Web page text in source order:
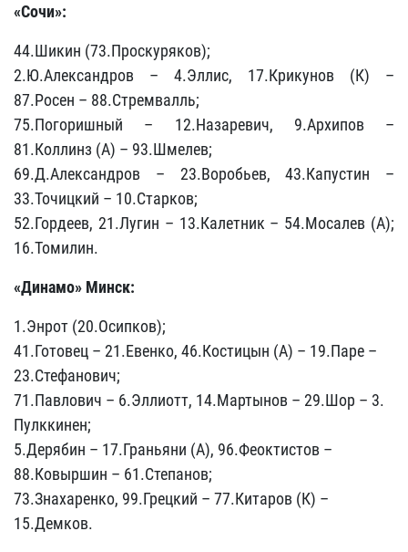
«Сочи»:
44.Шикин (73.Проскуряков);
2.Ю.Александров – 4.Эллис, 17.Крикунов (К) –
87.Росен – 88.Стремвалль;
75.Погоришный – 12.Назаревич, 9.Архипов –
81.Коллинз (А) – 93.Шмелев;
69.Д.Александров – 23.Воробьев, 43.Капустин –
33.Точицкий – 10.Старков;
52.Гордеев, 21.Лугин – 13.Калетник – 54.Мосалев (А);
16.Томилин.
«Динамо» Минск:
1.Энрот (20.Осипков);
41.Готовец – 21.Евенко, 46.Костицын (А) – 19.Паре –
23.Стефанович;
71.Павлович – 6.Эллиотт, 14.Мартынов – 29.Шор – 3.
Пулккинен;
5.Дерябин – 17.Граньяни (А), 96.Феоктистов –
88.Ковыршин – 61.Степанов;
73.Знахаренко, 99.Грецкий – 77.Китаров (К) –
15.Демков.